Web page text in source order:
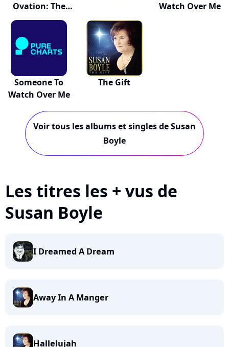
Ovation: The
Greates...
Watch Over Me
Someone To
Watch Over Me
The Gift
Voir tous les albums et singles de Susan
Boyle
Les titres les + vus de
Susan Boyle
I Dreamed A Dream
Away In A Manger
Hallelujah